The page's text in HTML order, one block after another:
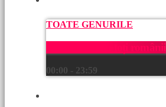
TOATE GENURILE
Muzică pentru toți românii
00:00 - 23:59